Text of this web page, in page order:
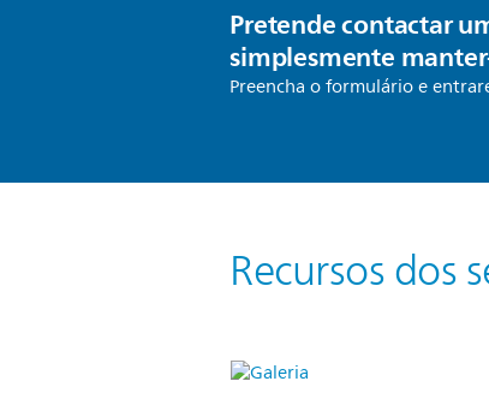
Pretende contactar
simplesmente
Preencha o formulário e
Recursos dos